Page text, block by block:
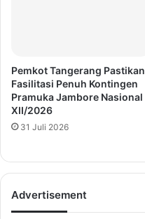
Pemkot Tangerang Pastikan
Fasilitasi Penuh Kontingen
Pramuka Jambore Nasional
XII/2026
31 Juli 2026
Advertisement